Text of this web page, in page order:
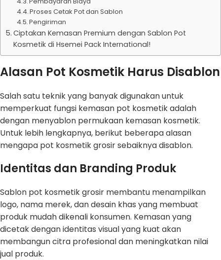
Proses Cetak Pot dan Sablon
Pengiriman
Ciptakan Kemasan Premium dengan Sablon Pot
Kosmetik di Hsemei Pack International!
Alasan Pot Kosmetik Harus Disablon
Salah satu teknik yang banyak digunakan untuk
memperkuat fungsi kemasan pot kosmetik adalah
dengan menyablon permukaan kemasan kosmetik.
Untuk lebih lengkapnya, berikut beberapa alasan
mengapa pot kosmetik grosir sebaiknya disablon.
Identitas dan Branding Produk
Sablon pot kosmetik grosir membantu menampilkan
logo, nama merek, dan desain khas yang membuat
produk mudah dikenali konsumen. Kemasan yang
dicetak dengan identitas visual yang kuat akan
membangun citra profesional dan meningkatkan nilai
jual produk.